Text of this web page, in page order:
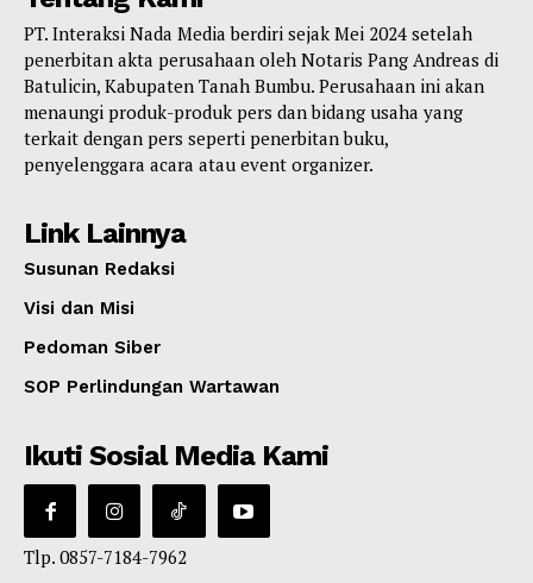
PT. Interaksi Nada Media berdiri sejak Mei 2024 setelah
penerbitan akta perusahaan oleh Notaris Pang Andreas di
Batulicin, Kabupaten Tanah Bumbu. Perusahaan ini akan
menaungi produk-produk pers dan bidang usaha yang
terkait dengan pers seperti penerbitan buku,
penyelenggara acara atau event organizer.
Link Lainnya
Susunan Redaksi
Visi dan Misi
Pedoman Siber
SOP Perlindungan Wartawan
Ikuti Sosial Media Kami
Tlp. 0857-7184-7962